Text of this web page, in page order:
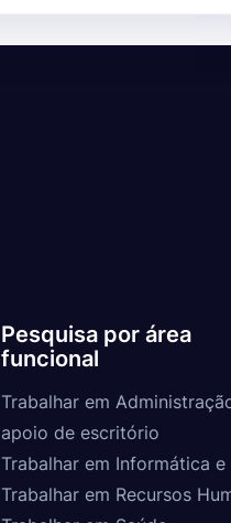
Pesquisa por área
funcional
Trabalhar em
apoio de escritório
Trabalhar em Informática e
Trabalhar em Recursos